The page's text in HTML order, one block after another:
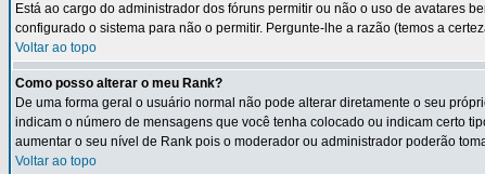
Está ao cargo do administrador dos fóruns permitir ou não o uso de avatares
configurado o sistema para não o permitir. Pergunte-lhe a razão (temos a
Voltar ao topo
Como posso alterar o meu Rank?
De uma forma geral o usuário normal não pode alterar diretamente o seu
indicam o número de mensagens que você tenha colocado ou indicam certo
aumentar o seu nível de Rank pois o moderador ou administrador poderão
Voltar ao topo